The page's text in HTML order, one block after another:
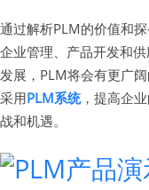
通过解析PLM的价值和
企业管理、产品开发和
发展，PLM将会有更广
采用PLM系统，提高企
战和机遇。